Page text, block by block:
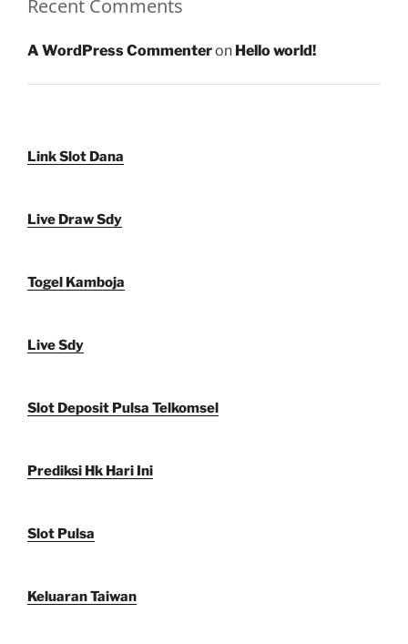
Recent Comments
A WordPress Commenteron Hello world!
Link Slot Dana
Live Draw Sdy
Togel Kamboja
Live Sdy
Slot Deposit Pulsa Telkomsel
Prediksi Hk Hari Ini
Slot Pulsa
Keluaran Taiwan